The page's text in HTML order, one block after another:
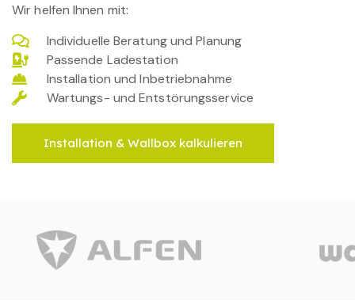
Wir helfen Ihnen mit:
Individuelle Beratung und Planung
Passende Ladestation
Installation und Inbetriebnahme
Wartungs- und Entstörungsservice
Installation & Wallbox kalkulieren